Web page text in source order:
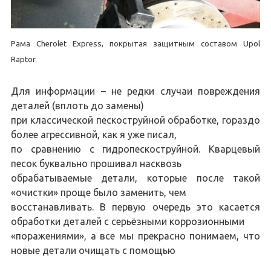
Рама Cherolet Express, покрытая защитным составом Upol
Raptor
Для информации – не редки случаи повреждения
деталей (вплоть до замены)
при классической пескоструйной обработке, гораздо
более агрессивной, как я уже писал,
по сравнению с гидропескоструйной. Кварцевый
песок буквально прошивал насквозь
обрабатываемые детали, которые после такой
«очистки» проще было заменить, чем
восстанавливать. В первую очередь это касается
обработки деталей с серьёзными коррозионными
«поражениями», а все мы прекрасно понимаем, что
новые детали очищать с помощью